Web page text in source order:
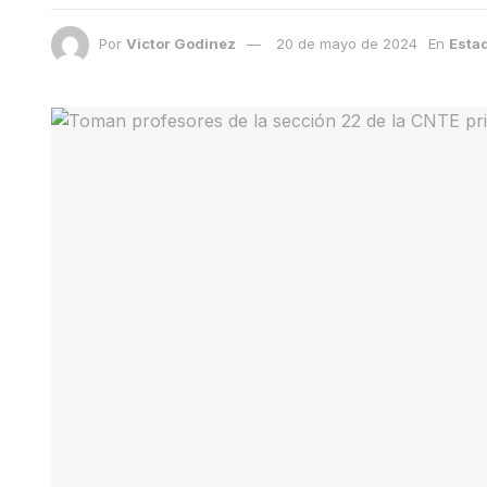
Por Victor Godinez 20 de mayo de 2024 En